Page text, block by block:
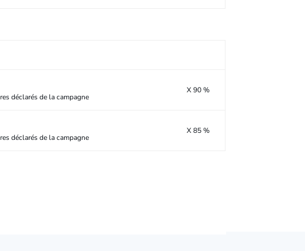
déclarés de la campagne
X 90 %
déclarés de la campagne
X 85 %